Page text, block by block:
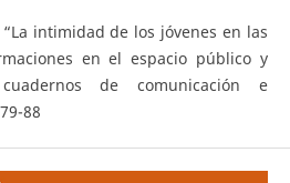
intimidad de los jóvenes en las
en el espacio público y
de comunicación e
88